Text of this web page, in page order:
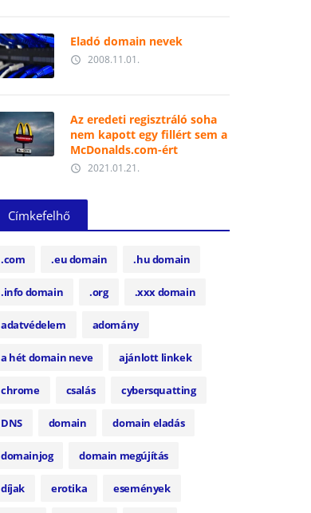
Eladó domain nevek
access_time 2008.11.01.
Az eredeti regisztráló soha
nem kapott egy fillért sem a
McDonalds.com-ért
access_time 2021.01.21.
Címkefelhő
.com .eu domain .hu domain
.info domain .org .xxx domain
adatvédelem adomány
a hét domain neve ajánlott linkek
chrome csalás cybersquatting
DNS domain domain eladás
domainjog domain megújítás
díjak erotika események